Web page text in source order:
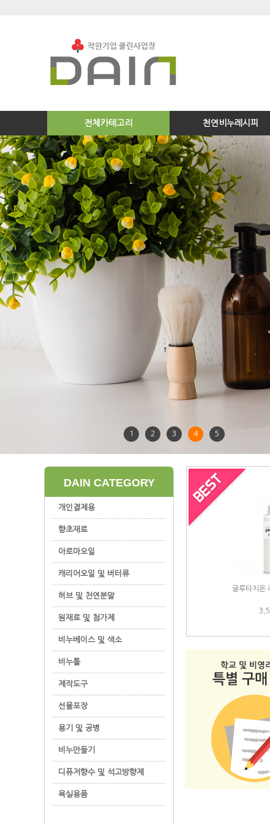
전체카테고리 천연비누레시피
1 2 3 4 5
DAIN CATEGORY
개인결제용
향초재료
아로마오일
캐리어오일 및 버터류
허브 및 천연분말
원재료 및 첨가제
비누베이스 및 색소
비누틀
제작도구
선물포장
용기 및 공병
비누만들기
디퓨저향수 및 석고방향제
욕실용품
글루타치온